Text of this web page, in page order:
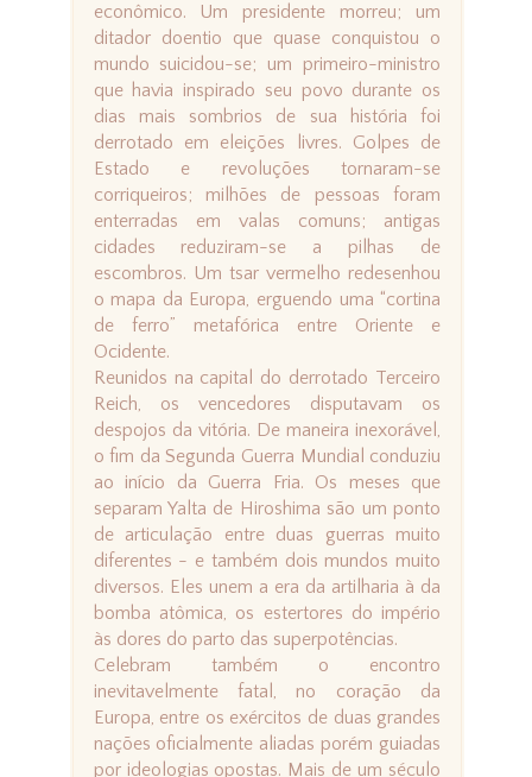
econômico. Um presidente morreu; um
ditador doentio que quase conquistou o
mundo suicidou-se; um primeiro-ministro
que havia inspirado seu povo durante os
dias mais sombrios de sua história foi
derrotado em eleições livres. Golpes de
Estado e revoluções tornaram-se
corriqueiros; milhões de pessoas foram
enterradas em valas comuns; antigas
cidades reduziram-se a pilhas de
escombros. Um tsar vermelho redesenhou
o mapa da Europa, erguendo uma “cortina
de ferro” metafórica entre Oriente e
Ocidente.
Reunidos na capital do derrotado Terceiro
Reich, os vencedores disputavam os
despojos da vitória. De maneira inexorável,
o fim da Segunda Guerra Mundial conduziu
ao início da Guerra Fria. Os meses que
separam Yalta de Hiroshima são um ponto
de articulação entre duas guerras muito
diferentes - e também dois mundos muito
diversos. Eles unem a era da artilharia à da
bomba atômica, os estertores do império
às dores do parto das superpotências.
Celebram também o encontro
inevitavelmente fatal, no coração da
Europa, entre os exércitos de duas grandes
nações oficialmente aliadas porém guiadas
por ideologias opostas. Mais de um século